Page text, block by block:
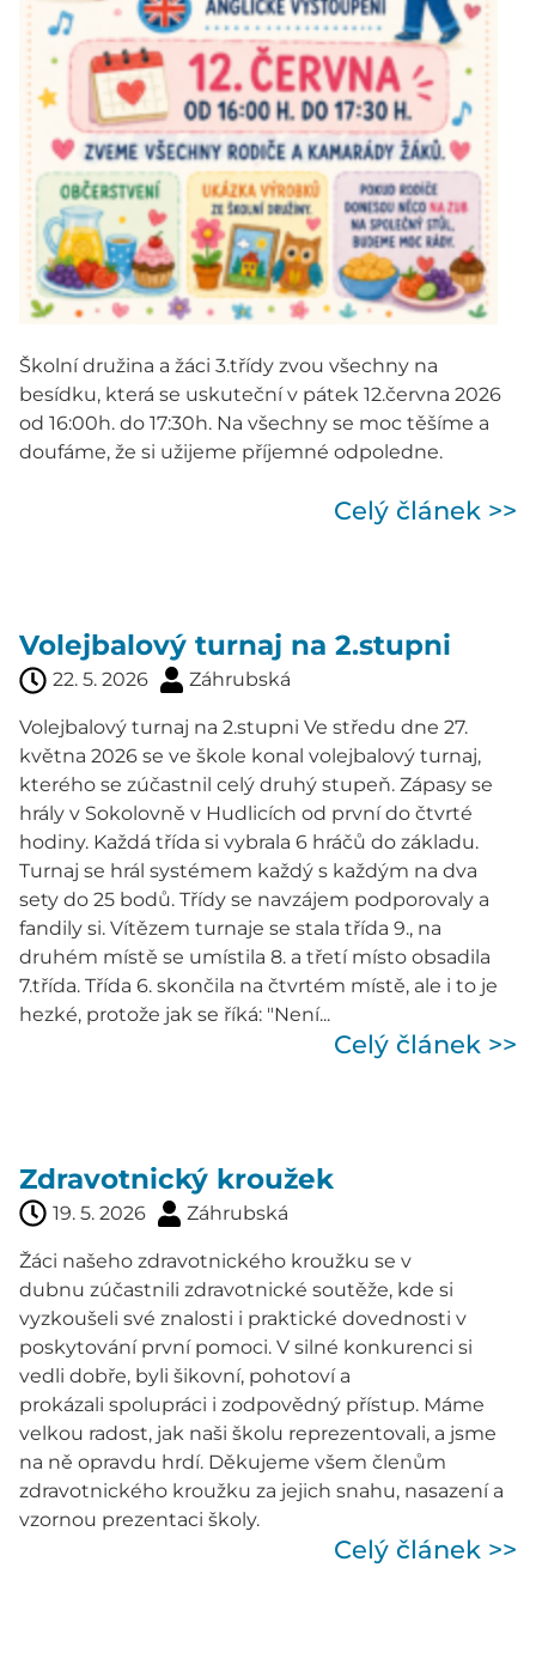
Školní družina a žáci 3.třídy zvou všechny na
besídku, která se uskuteční v pátek 12.června 2026
od 16:00h. do 17:30h. Na všechny se moc těšíme a
doufáme, že si užijeme příjemné odpoledne.
Celý článek >>
Volejbalový turnaj na 2.stupni
22. 5. 2026 Záhrubská
Volejbalový turnaj na 2.stupni Ve středu dne 27.
května 2026 se ve škole konal volejbalový turnaj,
kterého se zúčastnil celý druhý stupeň. Zápasy se
hrály v Sokolovně v Hudlicích od první do čtvrté
hodiny. Každá třída si vybrala 6 hráčů do základu.
Turnaj se hrál systémem každý s každým na dva
sety do 25 bodů. Třídy se navzájem podporovaly a
fandily si. Vítězem turnaje se stala třída 9., na
druhém místě se umístila 8. a třetí místo obsadila
7.třída. Třída 6. skončila na čtvrtém místě, ale i to je
hezké, protože jak se říká: "Není...
Celý článek >>
Zdravotnický kroužek
19. 5. 2026 Záhrubská
Žáci našeho zdravotnického kroužku se v
dubnu zúčastnili zdravotnické soutěže, kde si
vyzkoušeli své znalosti i praktické dovednosti v
poskytování první pomoci. V silné konkurenci si
vedli dobře, byli šikovní, pohotoví a
prokázali spolupráci i zodpovědný přístup. Máme
velkou radost, jak naši školu reprezentovali, a jsme
na ně opravdu hrdí. Děkujeme všem členům
zdravotnického kroužku za jejich snahu, nasazení a
vzornou prezentaci školy.
Celý článek >>